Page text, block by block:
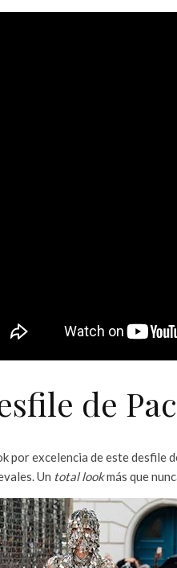
de
por excelencia de este desfile
Un total lookmás que